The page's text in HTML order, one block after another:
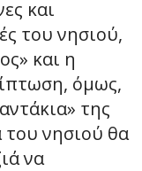
και
του νησιού,
και η
όμως,
της
νησιού θα
να